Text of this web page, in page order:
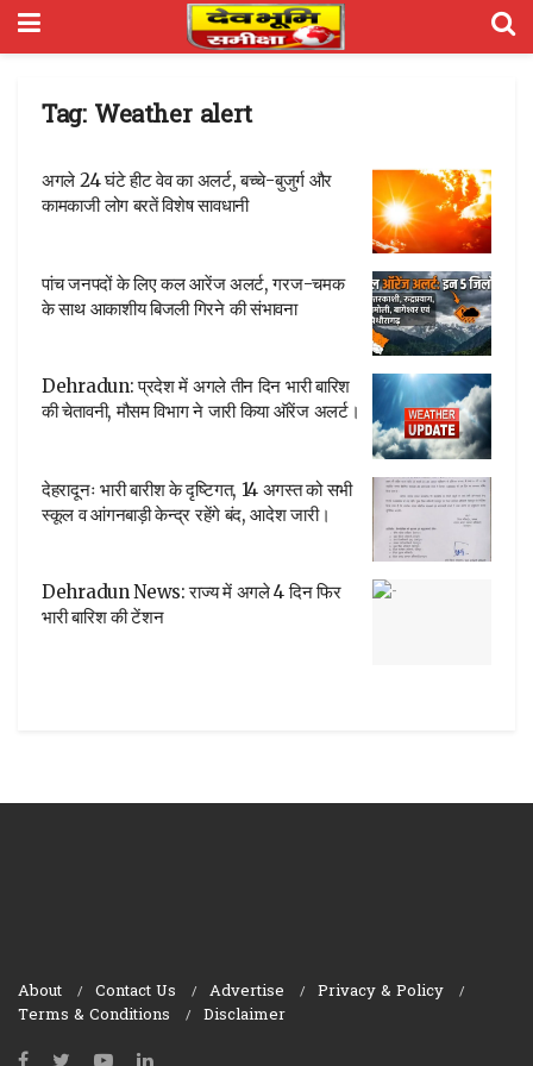
Tag: Weather alert
अगले 24 घंटे हीट वेव का अलर्ट, बच्चे-बुजुर्ग और
कामकाजी लोग बरतें विशेष सावधानी
पांच जनपदों के लिए कल आरेंज अलर्ट, गरज-चमक
के साथ आकाशीय बिजली गिरने की संभावना
Dehradun: प्रदेश में अगले तीन दिन भारी बारिश
की चेतावनी, मौसम विभाग ने जारी किया ऑरेंज अलर्ट।
देहरादूनः भारी बारीश के दृष्टिगत, 14 अगस्त को सभी
स्कूल व आंगनबाड़ी केन्द्र रहेंगे बंद, आदेश जारी।
Dehradun News: राज्य में अगले 4 दिन फिर
भारी बारिश की टेंशन
About Contact Us Advertise
Privacy & Policy
Terms & Conditions
Disclaimer